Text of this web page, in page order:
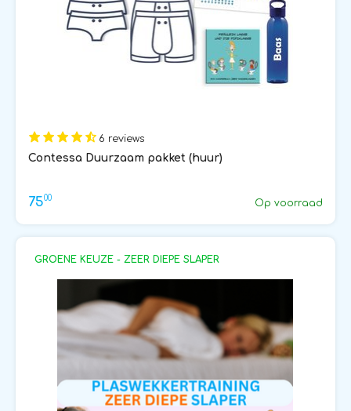
6 reviews
Contessa Duurzaam pakket (huur)
7500 Op voorraad
GROENE KEUZE - ZEER DIEPE SLAPER